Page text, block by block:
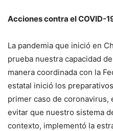
Acciones contra el COVID-
La pandemia que inició en
prueba nuestra capacidad
manera coordinada con la
estatal inició los
primer caso de coronavirus,
evitar que nuestro sistema
contexto, implementó la